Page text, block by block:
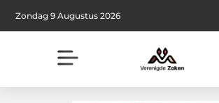
Zondag 9 Augustus 2026